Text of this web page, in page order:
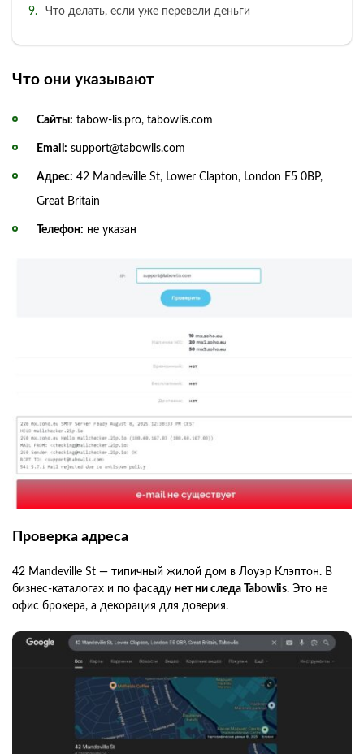
Что делать, если уже перевели деньги
Что они указывают
Сайты: tabow-lis.pro, tabowlis.com
Email: support@tabowlis.com
Адрес: 42 Mandeville St, Lower Clapton, London E5 0BP,
Great Britain
Телефон: не указан
Проверка адреса
42 Mandeville St — типичный жилой дом в Лоуэр Клэптон. В
бизнес-каталогах и по фасаду нет ни следа Tabowlis. Это не
офис брокера, а декорация для доверия.